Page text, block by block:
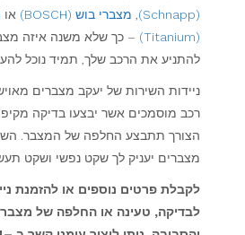
(Schnapp)
מצברי בוש (BOSCH) או
(Titanium)
– כך שלא משנה איזה
להתניע את הרכב שלך, תמיד נוכל
ניידות השירות של יעקב מצברים
רכב מוסמכים אשר יבצעו בדיקה
הצורך תתבצע החלפה של המצבר.
מצברים יעניק לך שקט נפשי ושקט
לקבלת פרטים נוספים או להזמנת
לבדיקה, טעינה או החלפה של